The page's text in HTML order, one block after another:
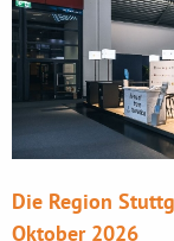
Die Region
Oktober 2026